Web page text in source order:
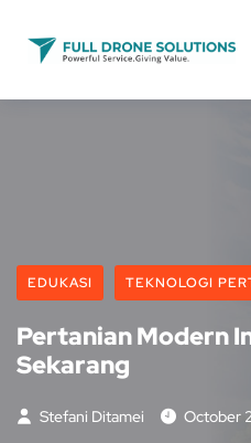
EDUKASI TEKNOLOGI
Pertanian Modern
Sekarang
Stefani Ditamei October